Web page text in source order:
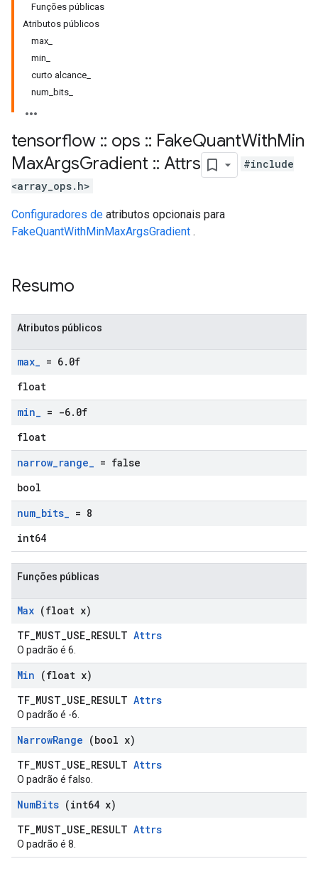
Funções públicas
Atributos públicos
max_
min_
curto alcance_
num_bits_
tensorflow :: ops :: FakeQuantWithMin
MaxArgsGradient :: Attrs
#include
<array_ops.h>
Configuradores de atributos opcionais para
FakeQuantWithMinMaxArgsGradient .
Resumo
Atributos públicos
max_ = 6. 0f
float
min_ = -6. 0f
float
narrow_range_ = false
bool
num_bits_ = 8
int64
Funções públicas
Max (float x)
TF_MUST_USE_RESULT Attrs
O padrão é 6.
Min (float x)
TF_MUST_USE_RESULT Attrs
O padrão é -6.
NarrowRange (bool x)
TF_MUST_USE_RESULT Attrs
O padrão é falso.
NumBits (int64 x)
TF_MUST_USE_RESULT Attrs
O padrão é 8.